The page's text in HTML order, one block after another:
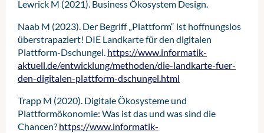
Lewrick M (2021). Business Ökosystem Design.
Naab M (2023). Der Begriff „Plattform“ ist hoffnungslos
überstrapaziert! DIE Landkarte für den digitalen
Plattform-Dschungel. https://www.informatik-
aktuell.de/entwicklung/methoden/die-landkarte-fuer-
den-digitalen-plattform-dschungel.html
Trapp M (2020). Digitale Ökosysteme und
Plattformökonomie: Was ist das und was sind die
Chancen? https://www.informatik-